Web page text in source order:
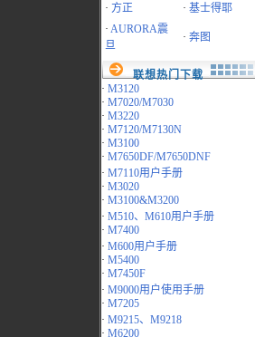
· 方正 · 基士得耶
· AURORA震
旦
· 奔图
联想热门下载
· M3120
· M7020/M7030
· M3220
· M7120/M7130N
· M3100
· M7650DF/M7650DNF
· M7110用户手册
· M3020
· M3100&M3200
· M510、M610用户手册
· M7400
· M600用户手册
· M5400
· M7450F
· M9000用户使用手册
· M7205
· M9215、M9218
· M6200